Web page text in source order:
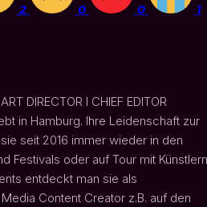
2 0 0 1
DIRECTOR I CHIEF EDITOR
in Hamburg. Ihre Leidenschaft zur
seit 2016 immer wieder in den
Festivals oder auf Tour mit
entdeckt man sie als
Content Creator z.B. auf den